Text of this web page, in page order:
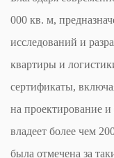
000 кв. м,
исследований и
квартиры и
сертификаты,
на проектирование и
владеет более чем
была отмечена за